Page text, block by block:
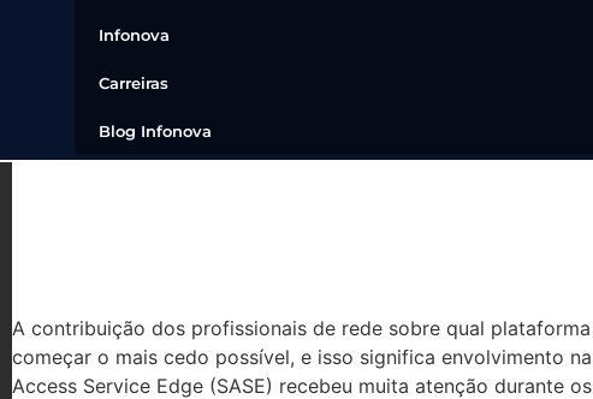
Infonova
Carreiras
Blog Infonova
A contribuição dos profissionais de rede sobre qual
começar o mais cedo possível, e isso significa envolvimento
Access Service Edge (SASE) recebeu muita atenção durante